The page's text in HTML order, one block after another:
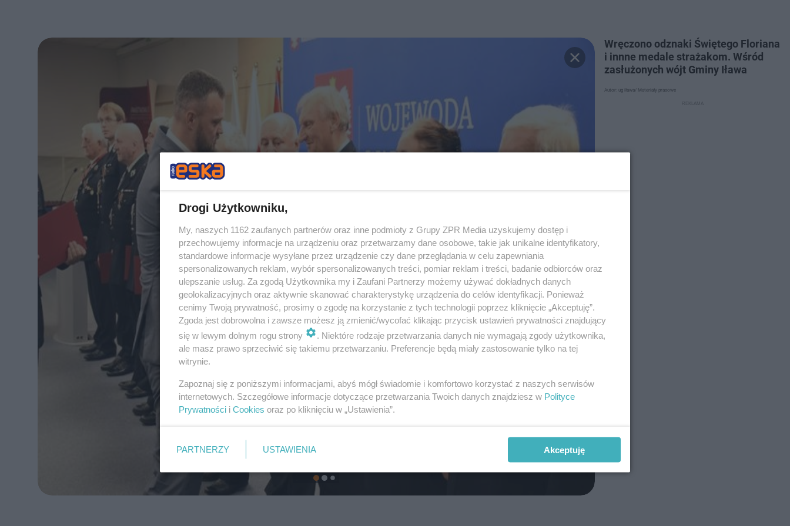
Wręczono odznaki Świętego Floriana
i innne medale strażakom. Wśród
zasłużonych wójt Gminy Iława
Autor: ug iława/ Materiały prasowe
Drogi Użytkowniku,
My, naszych 1162 zaufanych partnerów oraz inne podmioty z Grupy ZPR Media uzyskujemy dostęp i
przechowujemy informacje na urządzeniu oraz przetwarzamy dane osobowe, takie jak unikalne identyfikatory,
standardowe informacje wysyłane przez urządzenie czy dane przeglądania w celu zapewniania
spersonalizowanych reklam, wybór spersonalizowanych treści, pomiar reklam i treści, badanie odbiorców oraz
ulepszanie usług. Za zgodą Użytkownika my i Zaufani Partnerzy możemy używać dokładnych danych
geolokalizacyjnych oraz aktywnie skanować charakterystykę urządzenia do celów identyfikacji. Ponieważ
cenimy Twoją prywatność, prosimy o zgodę na korzystanie z tych technologii poprzez kliknięcie „Akceptuję”.
Zgoda jest dobrowolna i zawsze możesz ją zmienić/wycofać klikając przycisk ustawień prywatności znajdujący
się w lewym dolnym rogu strony
. Niektóre rodzaje przetwarzania danych nie wymagają zgody użytkownika,
ale masz prawo sprzeciwić się takiemu przetwarzaniu. Preferencje będą miały zastosowanie tylko na tej
witrynie.
Zapoznaj się z poniższymi informacjami, abyś mógł świadomie i komfortowo korzystać z naszych serwisów
internetowych. Szczegółowe informacje dotyczące przetwarzania Twoich danych znajdziesz w Polityce
Prywatności i Cookies oraz po kliknięciu w „Ustawienia”.
PARTNERZY USTAWIENIA Akceptuję